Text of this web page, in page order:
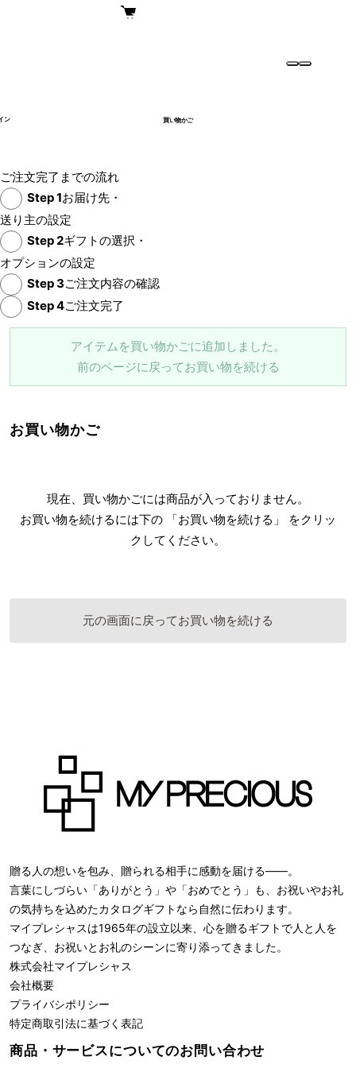
ン 買い物かご
ご注文完了までの流れ
Step1お届け先・
送り主の設定
Step2ギフトの選択・
オプションの設定
Step3ご注文内容の確認
Step4ご注文完了
アイテムを買い物かごに追加しました。
前のページに戻ってお買い物を続ける
お買い物かご
現在、買い物かごには商品が入っておりません。
お買い物を続けるには下の 「お買い物を続ける」 をクリッ
クしてください。
元の画面に戻ってお買い物を続ける
贈る人の想いを包み、贈られる相手に感動を届ける――。
言葉にしづらい「ありがとう」や「おめでとう」も、お祝いやお礼
の気持ちを込めたカタログギフトなら自然に伝わります。
マイプレシャスは1965年の設立以来、心を贈るギフトで人と人を
つなぎ、お祝いとお礼のシーンに寄り添ってきました。
株式会社マイプレシャス
会社概要
プライバシポリシー
特定商取引法に基づく表記
商品・サービスについてのお問い合わせ